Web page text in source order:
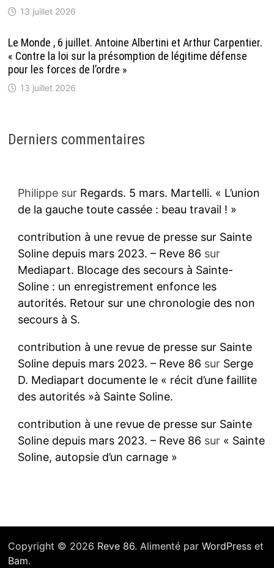
13 juillet 2026
Le Monde , 6 juillet. Antoine Albertini et Arthur Carpentier.
« Contre la loi sur la présomption de légitime défense
pour les forces de l’ordre »
13 juillet 2026
Derniers commentaires
Philippesur Regards. 5 mars. Martelli. « L’union
de la gauche toute cassée : beau travail ! »
contribution à une revue de presse sur Sainte
Soline depuis mars 2023. – Reve 86 sur
Mediapart. Blocage des secours à Sainte-
Soline : un enregistrement enfonce les
autorités. Retour sur une chronologie des non
secours à S.
contribution à une revue de presse sur Sainte
Soline depuis mars 2023. – Reve 86 sur Serge
D. Mediapart documente le « récit d’une faillite
des autorités »à Sainte Soline.
contribution à une revue de presse sur Sainte
Soline depuis mars 2023. – Reve 86 sur « Sainte
Soline, autopsie d’un carnage »
Copyright © 2026 Reve 86. Alimenté par WordPresset
Bam.